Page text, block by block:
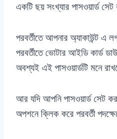
একটি ছয় সংখ্যার পাসওয়ার্ড
পরবর্তীতে আপনার অ্যাকাউন্ট এ
পরবর্তীতে ভোটার আইডি কার্ড
অবশ্যই এই পাসওয়ার্ডটি মনে
আর যদি আপনি পাসওয়ার্ড সেট
অপশনে ক্লিক করে পরবর্তী